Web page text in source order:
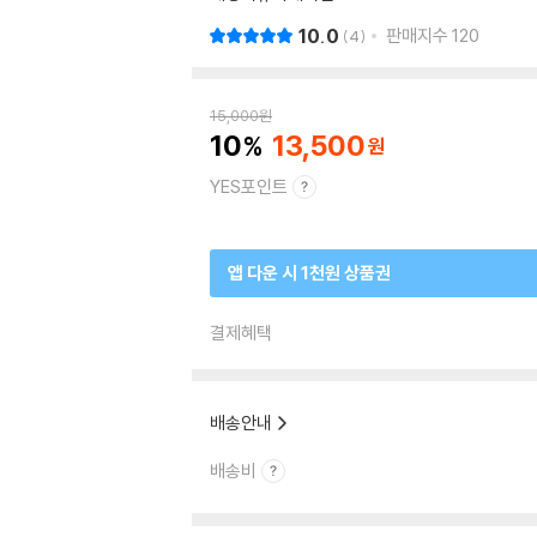
10.0 4 판매지수 120
15,000원
10 13,500
YES포인트
앱 다운 시 1천원 상품권
결제혜택
배송안내
배송비